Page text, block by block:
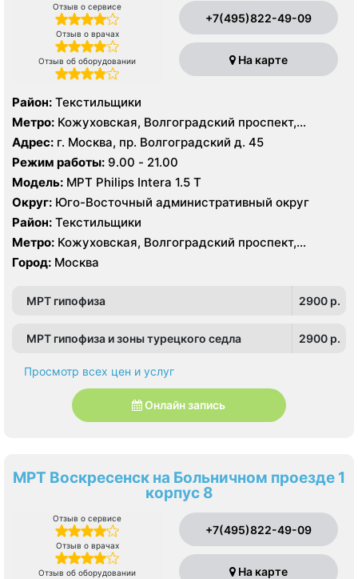
Отзыв о сервисе
Отзыв о врачах
Отзыв об оборудовании
+7(495)822-49-09
На карте
Район: Текстильщики
Метро: Кожуховская, Волгоградский проспект,
Текстильщики
Адрес: г. Москва, пр. Волгоградский д. 45
Режим работы: 9.00 - 21.00
Модель: МРТ Philips Intera 1.5 T
Округ: Юго-Восточный административный округ
Район: Текстильщики
Метро: Кожуховская, Волгоградский проспект,
Текстильщики
Город: Москва
МРТ гипофиза 2900 p.
МРТ гипофиза и зоны турецкого седла 2900 p.
Просмотр всех цен и услуг
Онлайн запись
МРТ Воскресенск на Больничном проезде 1
корпус 8
Отзыв о сервисе
Отзыв о врачах
Отзыв об оборудовании
+7(495)822-49-09
На карте